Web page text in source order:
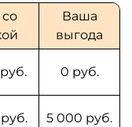
Ваша
выгода
0 руб.
5 000 руб.